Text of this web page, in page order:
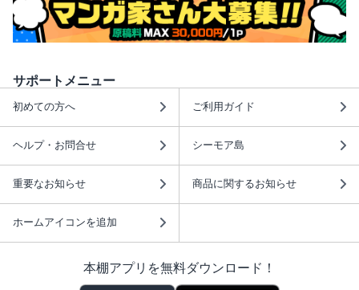
サポートメニュー
初めての方へ ご利用ガイド
ヘルプ・お問合せ シーモア島
重要なお知らせ 商品に関するお知らせ
ホームアイコンを追加
本棚アプリを無料ダウンロード！